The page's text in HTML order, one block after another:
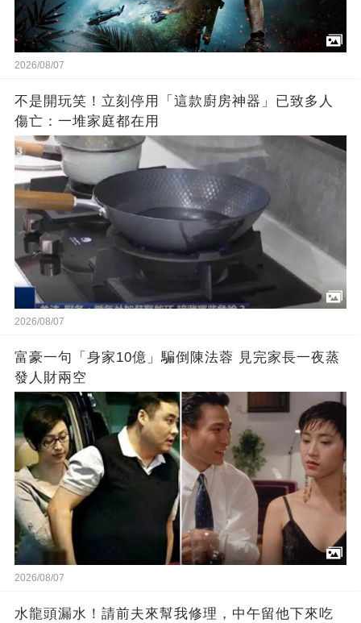
2026/08/07
不是開玩笑！立刻停用「這款廚房神器」已致多人
傷亡：一堆家庭都在用
2026/08/07
富豪一句「身家10億」騙倒陳法蓉 見完家長一夜蒸
發人財兩空
2026/08/07
水龍頭漏水！請前夫來幫我修理，中午留他下來吃